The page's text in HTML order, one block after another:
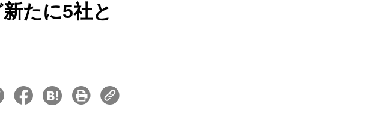
たに5社と